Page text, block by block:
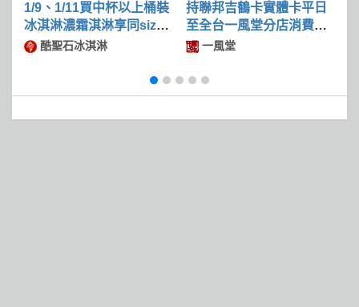
1/9、1/11買中杯以上桶裝
冰淇淋濃霜淇淋享同size
冰淇淋第二件50
酷聖石冰淇淋
持聯邦吉鶴卡實體卡平日
至全台一風堂分店消費滿
$600可現折$50
一風堂